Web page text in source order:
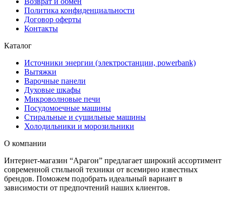
Политика конфиденциальности
Договор оферты
Контакты
Каталог
Источники энергии (электростанции, powerbank)
Вытяжки
Варочные панели
Духовые шкафы
Микроволновые печи
Посудомоечные машины
Стиральные и сушильные машины
Холодильники и морозильники
О компании
Интернет-магазин “Арагон” предлагает широкий ассортимент
современной стильной техники от всемирно известных
брендов. Поможем подобрать идеальный вариант в
зависимости от предпочтений наших клиентов.